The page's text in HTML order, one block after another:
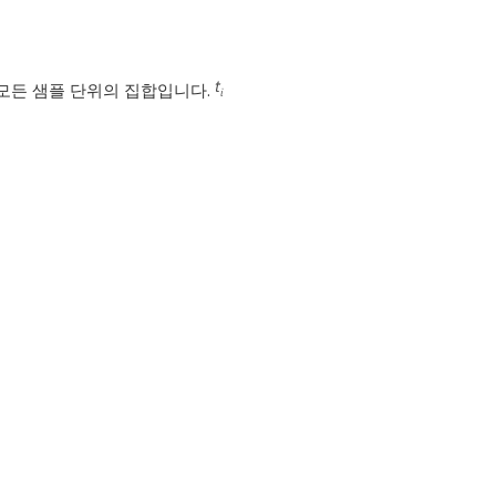
든 샘플 단위의 집합입니다.